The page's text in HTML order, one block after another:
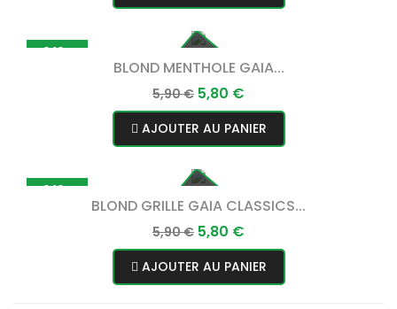
-0,10 €
BLOND MENTHOLE GAIA...
Prix
normal
5,90 € Prix
5,80 €
AJOUTER AU PANIER
-0,10 €
BLOND GRILLE GAIA CLASSICS...
Prix
normal
5,90 € Prix
5,80 €
AJOUTER AU PANIER